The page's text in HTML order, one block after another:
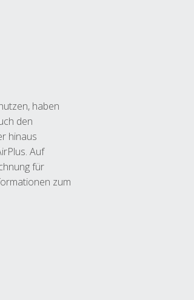
haben
den
hinaus
Auf
für
zum